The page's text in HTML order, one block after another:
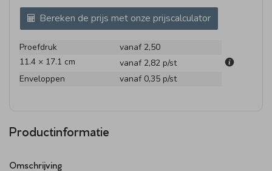
Bereken de prijs met onze prijscalculator
Proefdruk
vanaf 2,50
11.4 × 17.1 cm
vanaf 2,82 p/st
Enveloppen
vanaf 0,35 p/st
Productinformatie
Omschrijving